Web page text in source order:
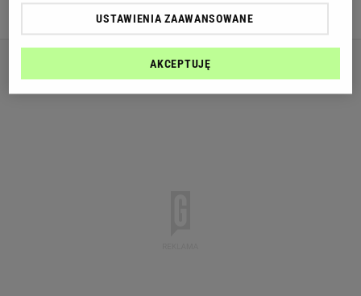
NA SŁODKO NEWS OMLET
USTAWIENIA ZAAWANSOWANE
AKCEPTUJĘ